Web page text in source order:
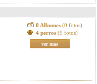
0 Albumes (0 fotos)
4 perros (9 fotos)
ver mas